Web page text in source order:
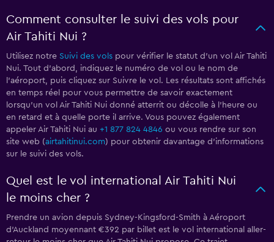
Comment consulter le suivi des vols pour
Air Tahiti Nui ?
Utilisez notre Suivi des vols pour vérifier le statut d'un vol Air Tahiti
Nui. Tout d'abord, indiquez le numéro de vol ou le nom de
l'aéroport, puis cliquez sur Suivre le vol. Les résultats sont affichés
en temps réel pour vous permettre de savoir exactement
lorsqu'un vol Air Tahiti Nui donné atterrit ou décolle à l'heure ou
en retard et à quelle porte il arrive. Vous pouvez également
appeler Air Tahiti Nui au +1 877 824 4846 ou vous rendre sur son
site web (airtahitinui.com) pour obtenir davantage d'informations
sur le suivi des vols.
Quel est le vol international Air Tahiti Nui
le moins cher ?
Prendre un avion depuis Sydney-Kingsford-Smith à Aéroport
d'Auckland moyennant €392 par billet est le vol international aller-